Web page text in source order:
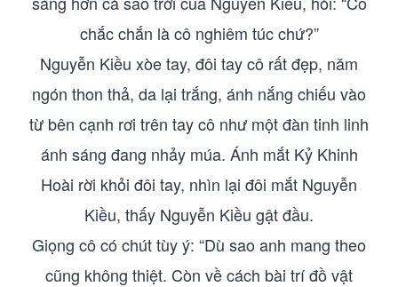
chắc chắn là cô nghiêm túc chứ?”
Nguyễn Kiều xòe tay, đôi tay cô rất đẹp, năm
ngón thon thả, da lại trắng, ánh nắng chiếu vào
từ bên cạnh rơi trên tay cô như một đàn tinh linh
ánh sáng đang nhảy múa. Ánh mắt Kỷ Khinh
Hoài rời khỏi đôi tay, nhìn lại đôi mắt Nguyễn
Kiều, thấy Nguyễn Kiều gật đầu.
Giọng cô có chút tùy ý: “Dù sao anh mang theo
cũng không thiệt. Còn về cách bài trí đồ vật